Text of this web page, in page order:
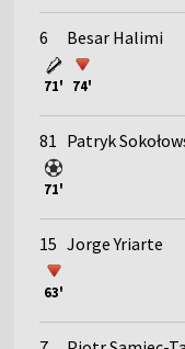
6 Besar Halimi
71' 74'
81 Patryk
71'
15 Jorge Yriarte
63'